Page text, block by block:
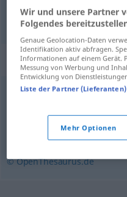
silbar, zumbar surren
Synonyme
brummen,sirren
© OpenThesaurus.de
Wir und unsere Partner
Folgendes
Genaue Geolocation-Daten
Identifikation aktiv abfragen.
Informationen auf einem Gerät.
Messung von Werbung und
Entwicklung von
Liste der Partner (Lieferanten)
Mehr Optionen